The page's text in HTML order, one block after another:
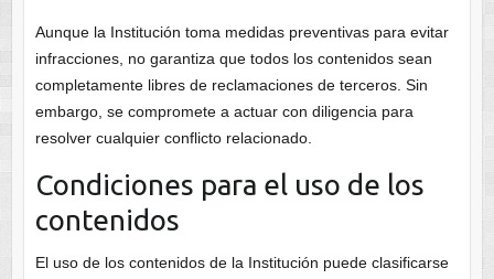
Aunque la Institución toma medidas preventivas para evitar
infracciones, no garantiza que todos los contenidos sean
completamente libres de reclamaciones de terceros. Sin
embargo, se compromete a actuar con diligencia para
resolver cualquier conflicto relacionado.
Condiciones para el uso de los
contenidos
El uso de los contenidos de la Institución puede clasificarse